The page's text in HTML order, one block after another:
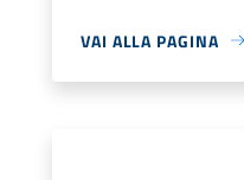
VAI ALLA PAGINA